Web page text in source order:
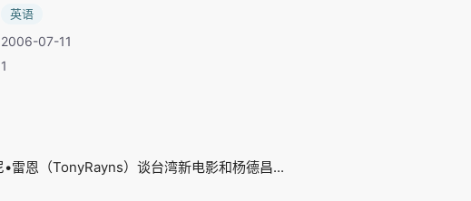
英语
07-11
雷恩（TonyRayns）谈台湾新电影和杨德昌...